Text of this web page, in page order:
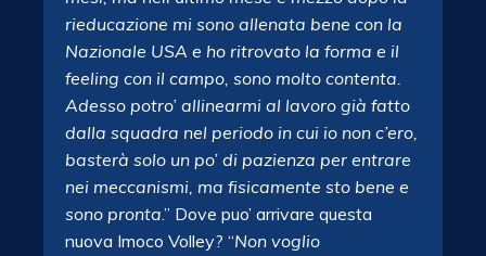
rieducazione mi sono allenata bene con la
Nazionale USA e ho ritrovato la forma e il
feeling con il campo, sono molto contenta.
Adesso potro’ allinearmi al lavoro già fatto
dalla squadra nel periodo in cui io non c’ero,
basterà solo un po’ di pazienza per entrare
nei meccanismi, ma fisicamente sto bene e
sono pronta.” Dove puo’ arrivare questa
nuova Imoco Volley? “Non voglio